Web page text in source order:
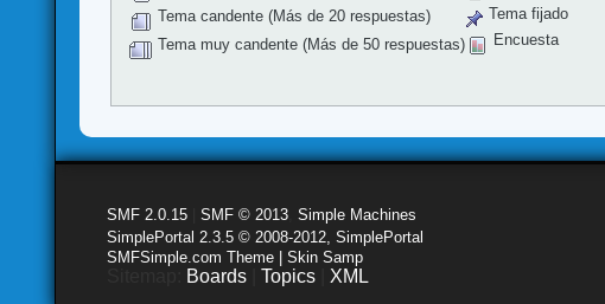
Tema candente (Más de 20 respuestas)
Tema muy candente (Más de 50 respuestas)
Tema fijado
Encuesta
SMF 2.0.15 |SMF © 2013 ,Simple Machines
SimplePortal 2.3.5 © 2008-2012, SimplePortal
SMFSimple.com Theme | Skin Samp
Boards |Topics XML